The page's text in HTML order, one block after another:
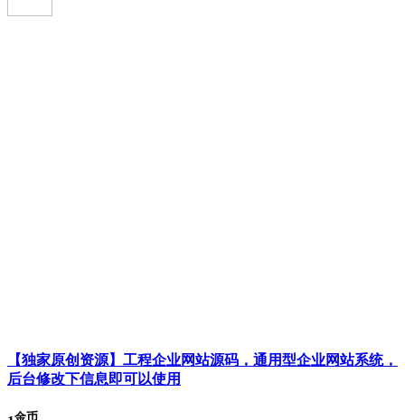
【独家原创资源】工程企业网站源码，通用型企业网站系统，
后台修改下信息即可以使用
金币